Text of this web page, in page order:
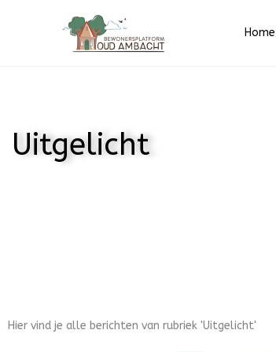
Home
Uitgelicht
Hier vind je alle berichten van rubriek 'Uitgelicht'